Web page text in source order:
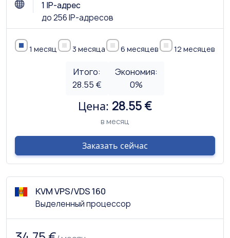
1 IP-адрес
до 256 IP-адресов
1 месяц 3 месяца 6 месяцев 12 месяцев
Итого:
28.55 €
Экономия:
0%
Цена: 28.55 €
в месяц
Заказать сейчас
KVM VPS/VDS 160
Выделенный процессор